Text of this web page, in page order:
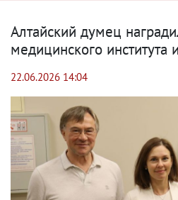
Алтайский думец
медицинского института
22.06.2026 14:04